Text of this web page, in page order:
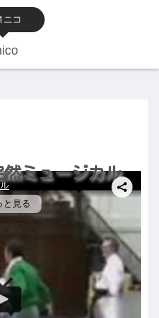
ニコ
ミュージカル